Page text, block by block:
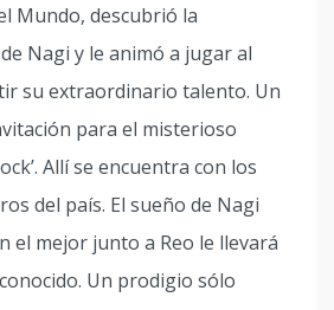
Mundo, descubrió la
Nagi y le animó a jugar al
su extraordinario talento. Un
para el misterioso
Allí se encuentra con los
del país. El sueño de Nagi
el mejor junto a Reo le llevará
Un prodigio sólo